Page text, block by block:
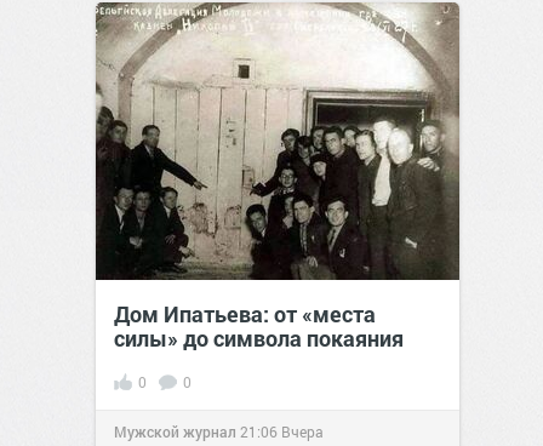
Дом Ипатьева: от «места
силы» до символа покаяния
0 0
Мужской журнал 21:06 Вчера